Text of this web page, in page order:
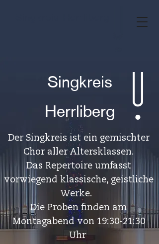
Singkreis
Herrliberg
Der Singkreis ist ein gemischter
Chor aller Altersklassen.
Das Repertoire umfasst
vorwiegend klassische, geistliche
Werke.
Die Proben finden am
Montagabend von 19:30-21:30
Uhr